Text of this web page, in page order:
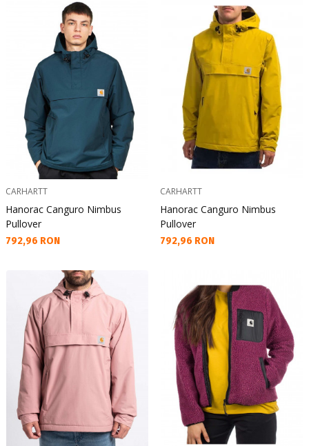
CARHARTT
Hanorac Canguro Nimbus
Pullover
Текуща цена:
792,96 RON
CARHARTT
Hanorac Canguro Nimbus
Pullover
Текуща цена:
792,96 RON